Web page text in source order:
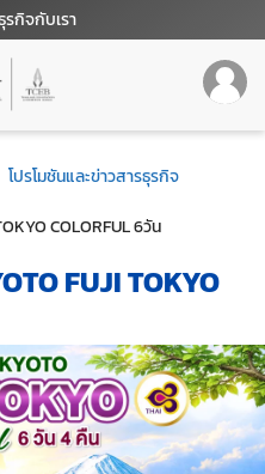
รกิจกับเรา
โปรโมชันและข่าวสารธุรกิจ
COLORFUL 6วัน
FUJI TOKYO